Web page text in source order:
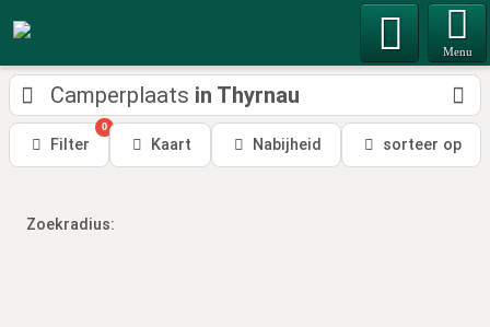
Menu
Camperplaats in Thyrnau
Filter
0
Kaart Nabijheid sorteer op
Zoekradius: